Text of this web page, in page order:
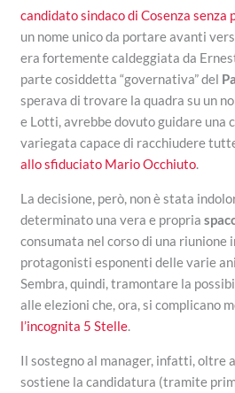
candidato sindaco di Cosenza senza
un nome unico da portare avanti
era fortemente caldeggiata da
parte cosiddetta “governativa” del
sperava di trovare la quadra su un
e Lotti, avrebbe dovuto guidare una
variegata capace di racchiudere
allo sfiduciato Mario Occhiuto.
La decisione, però, non è stata
determinato una vera e propria
consumata nel corso di una riunione
protagonisti esponenti delle varie
Sembra, quindi, tramontare la
alle elezioni che, ora, si complicano
l’incognita 5 Stelle.
Il sostegno al manager, infatti, oltre
sostiene la candidatura (tramite